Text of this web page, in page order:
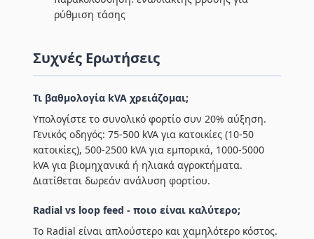
ρύθμιση τάσης
Συχνές Ερωτήσεις
Τι βαθμολογία kVA χρειάζομαι;
Υπολογίστε το συνολικό φορτίο συν 20% αύξηση.
Γενικός οδηγός: 75-500 kVA για κατοικίες (10-50
κατοικίες), 500-2500 kVA για εμπορικά, 1000-5000
kVA για βιομηχανικά ή ηλιακά αγροκτήματα.
Διατίθεται δωρεάν ανάλυση φορτίου.
Radial vs loop feed - ποιο είναι καλύτερο;
Το Radial είναι απλούστερο και χαμηλότερο κόστος.